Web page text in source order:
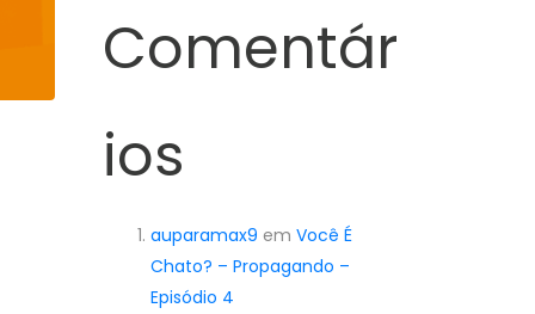
Comentár
ios
auparamax9 em Você É
Chato? – Propagando –
Episódio 4